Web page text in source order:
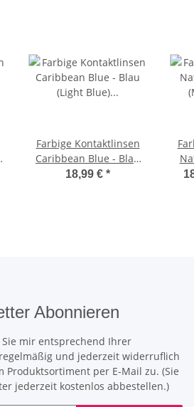
Farbige Kontaktlinsen
Caribbean Blue - Blau
(Light Blue) (ohne Stärke)
18,99 € *
Abonnieren
mir entsprechend Ihrer
regelmäßig und jederzeit widerruflich
Produktsortiment per E-Mail zu. (Sie
jederzeit kostenlos abbestellen.)